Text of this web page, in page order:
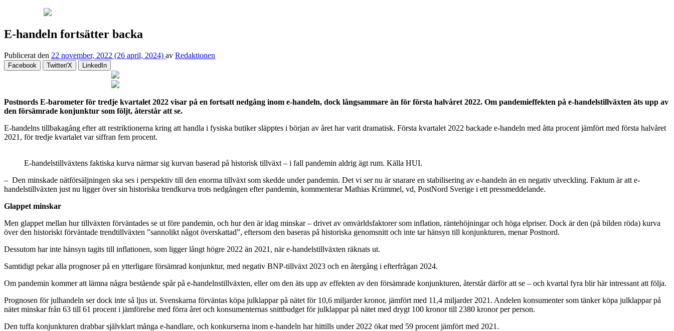
E-handeln fortsätter backa
Publicerat den 22 november, 2022 (26 april, 2024) av Redaktionen
Facebook Twitter/X LinkedIn
Postnords E-barometer för tredje kvartalet 2022 visar på en fortsatt nedgång inom e-handeln, dock långsammare än för första halvåret 2022. Om pandemieffekten på e-handelstillväxten äts upp av
den försämrade konjunktur som följt, återstår att se.
E-handelns tillbakagång efter att restriktionerna kring att handla i fysiska butiker släpptes i början av året har varit dramatisk. Första kvartalet 2022 backade e-handeln med åtta procent jämfört med första halvåret
2021, för tredje kvartalet var siffran fem procent.
E-handelstillväxtens faktiska kurva närmar sig kurvan baserad på historisk tillväxt – i fall pandemin aldrig ägt rum. Källa HUI.
– Den minskade nätförsäljningen ska ses i perspektiv till den enorma tillväxt som skedde under pandemin. Det vi ser nu är snarare en stabilisering av e-handeln än en negativ utveckling. Faktum är att e-
handelstillväxten just nu ligger över sin historiska trendkurva trots nedgången efter pandemin, kommenterar Mathias Krümmel, vd, PostNord Sverige i ett pressmeddelande.
Glappet minskar
Men glappet mellan hur tillväxten förväntades se ut före pandemin, och hur den är idag minskar – drivet av omvärldsfaktorer som inflation, räntehöjningar och höga elpriser. Dock är den (på bilden röda) kurva
över den historiskt förväntade trendtillväxten ”sannolikt något överskattad”, eftersom den baseras på historiska genomsnitt och inte tar hänsyn till konjunkturen, menar Postnord.
Dessutom har inte hänsyn tagits till inflationen, som ligger långt högre 2022 än 2021, när e-handelstillväxten räknats ut.
Samtidigt pekar alla prognoser på en ytterligare försämrad konjunktur, med negativ BNP-tillväxt 2023 och en återgång i efterfrågan 2024.
Om pandemin kommer att lämna några bestående spår på e-handelnstillväxten, eller om den äts upp av effekten av den försämrade konjunkturen, återstår därför att se – och kvartal fyra blir här intressant att följa.
Prognosen för julhandeln ser dock inte så ljus ut. Svenskarna förväntas köpa julklappar på nätet för 10,6 miljarder kronor, jämfört med 11,4 miljarder 2021. Andelen konsumenter som tänker köpa julklappar på
nätet minskar från 63 till 61 procent i jämförelse med förra året och konsumenternas snittbudget för julklappar på nätet med drygt 100 kronor till 2380 kronor per person.
Den tuffa konjunkturen drabbar självklart många e-handlare, och konkurserna inom e-handeln har hittills under 2022 ökat med 59 procent jämfört med 2021.